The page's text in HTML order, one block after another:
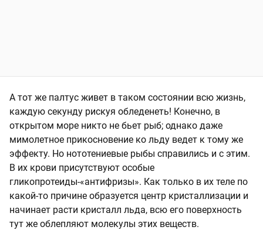
А тот же палтус живет в таком состоянии всю жизнь,
каждую секунду рискуя обледенеть! Конечно, в
открытом море никто не бьет рыб; однако даже
мимолетное прикосновение ко льду ведет к тому же
эффекту. Но нототениевые рыбы справились и с этим.
В их крови присутствуют особые
гликопротеиды-«антифризы». Как только в их теле по
какой-то причине образуется центр кристаллизации и
начинает расти кристалл льда, всю его поверхность
тут же облепляют молекулы этих веществ.